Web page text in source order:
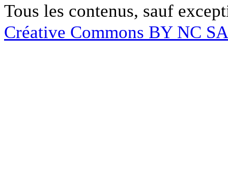
Tous les contenus, sauf
Créative Commons BY NC SA